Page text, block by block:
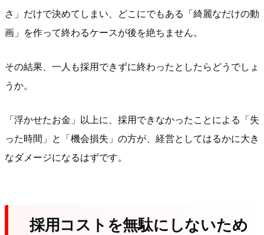
さ」だけで決めてしまい、どこにでもある「綺麗なだけの動
画」を作って終わるケースが後を絶ちません。
その結果、一人も採用できずに終わったとしたらどうでしょ
うか。
「浮かせたお金」以上に、採用できなかったことによる「失
った時間」と「機会損失」の方が、経営としてはるかに大き
なダメージになるはずです。
採用コストを無駄にしないため